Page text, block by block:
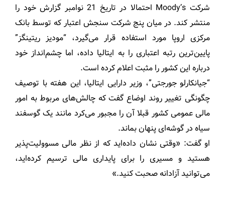
شرکت Moody’s احتمالا در تاریخ 21 نوامبر گزارش خود را
منتشر کند. در میان پنج شرکت سنجش اعتبار که توسط بانک
مرکزی اروپا مورد استفاده قرار می‌گیرد، “مودیز ریتینگز”
پایین‌ترین رتبه اعتباری را به ایتالیا داده، اما چشم‌انداز خود
درباره این کشور را مثبت اعلام کرده است.
“جیانکارلو جورجتی”، وزیر دارایی ایتالیا، این هفته با توصیف
چگونگی تغییر روند اوضاع گفت که چالش‌های مربوط به امور
مالی عمومی کشور قبلا آن را مجبور می‌کرد مانند یک گوسفند
سیاه در گوشه‌ای پنهان بماند.
او گفت: «وقتی نشان داده‌اید که از نظر مالی مسوولیت‌پذیر
هستید و مسیری را برای پایداری مالی ترسیم کرده‌اید،
می‌توانید آزادانه صحبت کنید.»